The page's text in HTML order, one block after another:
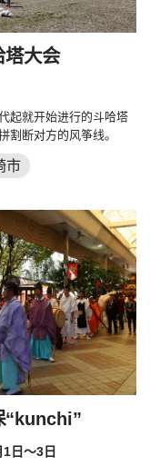
塔大会
起就开始进行的斗哈塔
割断对方的风筝线。
市
“kunchi”
日～3日